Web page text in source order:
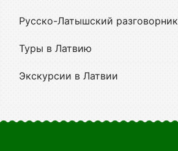
Русско-Латышский разговорник
Туры в Латвию
Экскурсии в Латвии